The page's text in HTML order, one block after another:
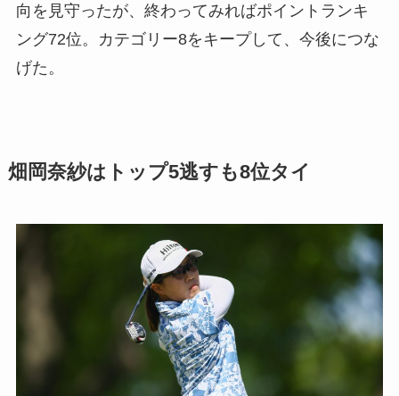
向を見守ったが、終わってみればポイントランキ
ング72位。カテゴリー8をキープして、今後につな
げた。
畑岡奈紗はトップ5逃すも8位タイ